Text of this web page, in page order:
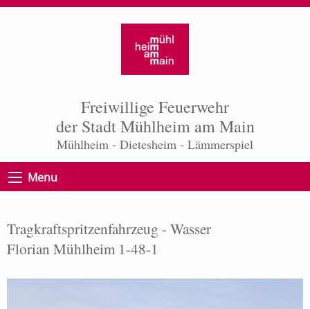
Freiwillige Feuerwehr
der Stadt Mühlheim am Main
Mühlheim - Dietesheim - Lämmerspiel
Menu
Tragkraftspritzenfahrzeug - Wasser
Florian Mühlheim 1-48-1